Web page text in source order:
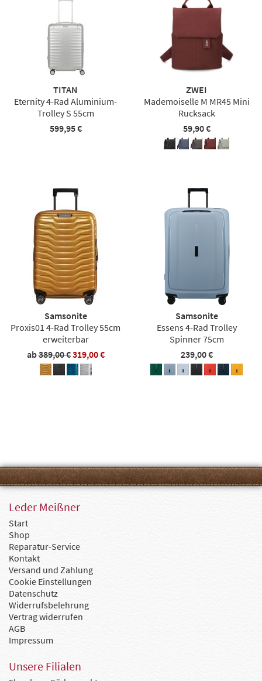
TITAN
Eternity 4-Rad Aluminium-
Trolley S 55cm
599,95 €
ZWEI
Mademoiselle M MR45 Mini
Rucksack
59,90 €
Samsonite
Proxis01 4-Rad Trolley 55cm
erweiterbar
ab389,00 €319,00 €
Samsonite
Essens 4-Rad Trolley
Spinner 75cm
239,00 €
Leder Meißner
Start
Shop
Reparatur-Service
Kontakt
Versand und Zahlung
Cookie Einstellungen
Datenschutz
Widerrufsbelehrung
Vertrag widerrufen
AGB
Impressum
Unsere Filialen